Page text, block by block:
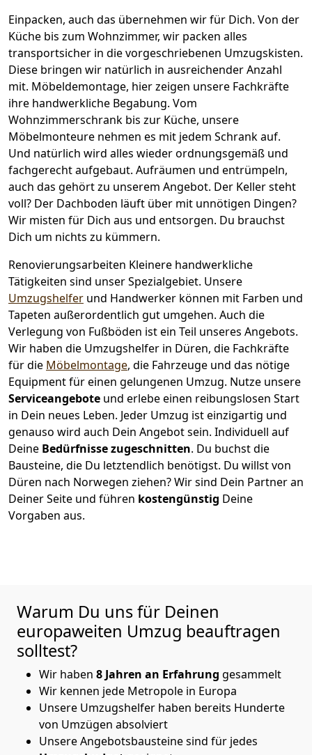
Einpacken, auch das übernehmen wir für Dich. Von der
Küche bis zum Wohnzimmer, wir packen alles
transportsicher in die vorgeschriebenen Umzugskisten.
Diese bringen wir natürlich in ausreichender Anzahl
mit. Möbeldemontage, hier zeigen unsere Fachkräfte
ihre handwerkliche Begabung. Vom
Wohnzimmerschrank bis zur Küche, unsere
Möbelmonteure nehmen es mit jedem Schrank auf.
Und natürlich wird alles wieder ordnungsgemäß und
fachgerecht aufgebaut. Aufräumen und entrümpeln,
auch das gehört zu unserem Angebot. Der Keller steht
voll? Der Dachboden läuft über mit unnötigen Dingen?
Wir misten für Dich aus und entsorgen. Du brauchst
Dich um nichts zu kümmern.
Renovierungsarbeiten Kleinere handwerkliche
Tätigkeiten sind unser Spezialgebiet. Unsere
Umzugshelfer und Handwerker können mit Farben und
Tapeten außerordentlich gut umgehen. Auch die
Verlegung von Fußböden ist ein Teil unseres Angebots.
Wir haben die Umzugshelfer in Düren, die Fachkräfte
für die Möbelmontage, die Fahrzeuge und das nötige
Equipment für einen gelungenen Umzug. Nutze unsere
Serviceangebote und erlebe einen reibungslosen Start
in Dein neues Leben. Jeder Umzug ist einzigartig und
genauso wird auch Dein Angebot sein. Individuell auf
Deine Bedürfnisse zugeschnitten. Du buchst die
Bausteine, die Du letztendlich benötigst. Du willst von
Düren nach Norwegen ziehen? Wir sind Dein Partner an
Deiner Seite und führen kostengünstig Deine
Vorgaben aus.
Warum Du uns für Deinen
europaweiten Umzug beauftragen
solltest?
Wir haben 8 Jahren an Erfahrung gesammelt
Wir kennen jede Metropole in Europa
Unsere Umzugshelfer haben bereits Hunderte
von Umzügen absolviert
Unsere Angebotsbausteine sind für jedes